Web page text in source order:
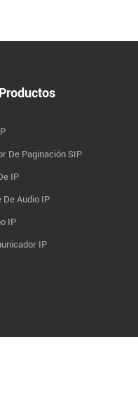
Productos
De Paginación SIP
IP
De Audio IP
IP
IP